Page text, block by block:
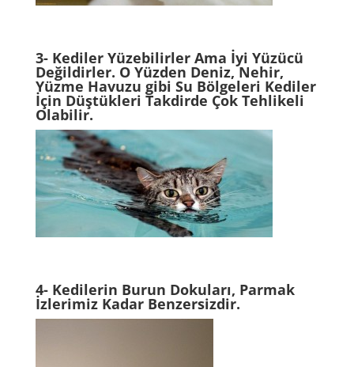
3- Kediler Yüzebilirler Ama İyi Yüzücü
Değildirler. O Yüzden Deniz, Nehir,
Yüzme Havuzu gibi Su Bölgeleri Kediler
İçin Düştükleri Takdirde Çok Tehlikeli
Olabilir.
4- Kedilerin Burun Dokuları, Parmak
İzlerimiz Kadar Benzersizdir.